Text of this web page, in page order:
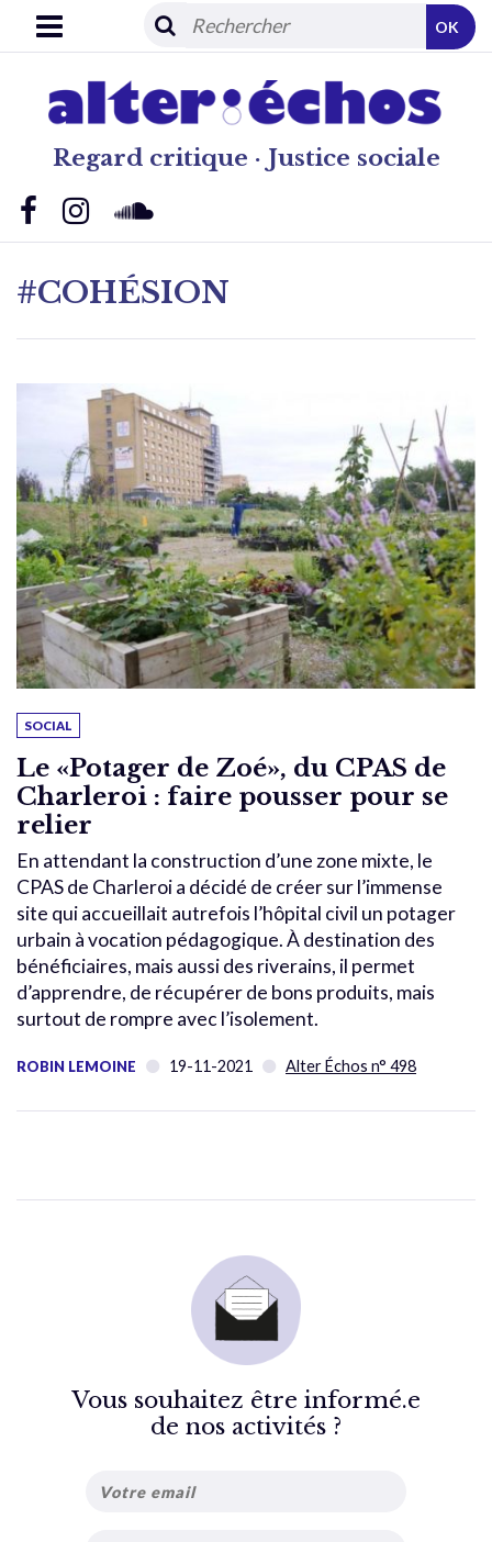
Regard critique · Justice sociale
OK
#COHÉSION
SOCIAL
Le «Potager de Zoé», du CPAS de
Charleroi : faire pousser pour se
relier
En attendant la construction d’une zone mixte, le
CPAS de Charleroi a décidé de créer sur l’immense
site qui accueillait autrefois l’hôpital civil un potager
urbain à vocation pédagogique. À destination des
bénéficiaires, mais aussi des riverains, il permet
d’apprendre, de récupérer de bons produits, mais
surtout de rompre avec l’isolement.
ROBIN LEMOINE 19-11-2021 Alter Échos n° 498
Vous souhaitez être informé.e
de nos activités ?